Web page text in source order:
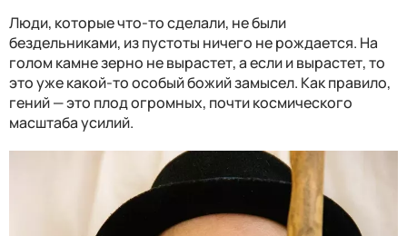
Люди, которые что-то сделали, не были
бездельниками, из пустоты ничего не рождается. На
голом камне зерно не вырастет, а если и вырастет, то
это уже какой-то особый божий замысел. Как правило,
гений — это плод огромных, почти космического
масштаба усилий.